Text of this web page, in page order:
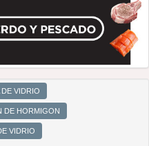
VIDRIO
DE HORMIGON
VIDRIO